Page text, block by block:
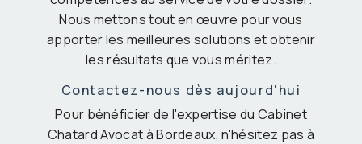
Nous mettons tout en œuvre pour vous
apporter les meilleures solutions et obtenir
les résultats que vous méritez.
Contactez-nous dès aujourd'hui
Pour bénéficier de l'expertise du Cabinet
Chatard Avocat à Bordeaux, n'hésitez pas à